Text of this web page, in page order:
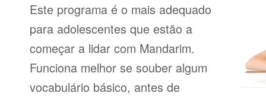
Este programa é o mais adequado
para adolescentes que estão a
começar a lidar com Mandarim.
Funciona melhor se souber algum
vocabulário básico, antes de